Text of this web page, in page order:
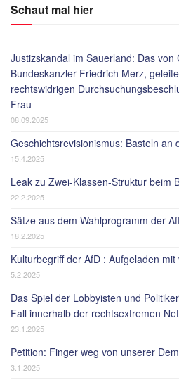
Schaut mal hier
Justizskandal im Sauerland: Das
Bundeskanzler Friedrich Merz,
rechtswidrigen
Frau
08.09.2025
Geschichtsrevisionismus: Basteln an
15.4.2025
Leak zu Zwei-Klassen-Struktur beim
22.2.2025
Sätze aus dem Wahlprogramm der
18.2.2025
Kulturbegriff der AfD : Aufgeladen
5.2.2025
Das Spiel der Lobbyisten und
Fall innerhalb der rechtsextremen
23.1.2025
Petition: Finger weg von unserer
3.1.2025